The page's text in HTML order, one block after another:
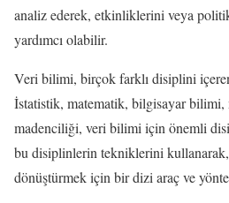
analiz ederek, etkinliklerini veya
yardımcı olabilir.
Veri bilimi, birçok farklı disiplini
İstatistik, matematik, bilgisayar bilimi,
madenciliği, veri bilimi için önemli
bu disiplinlerin tekniklerini
dönüştürmek için bir dizi araç ve